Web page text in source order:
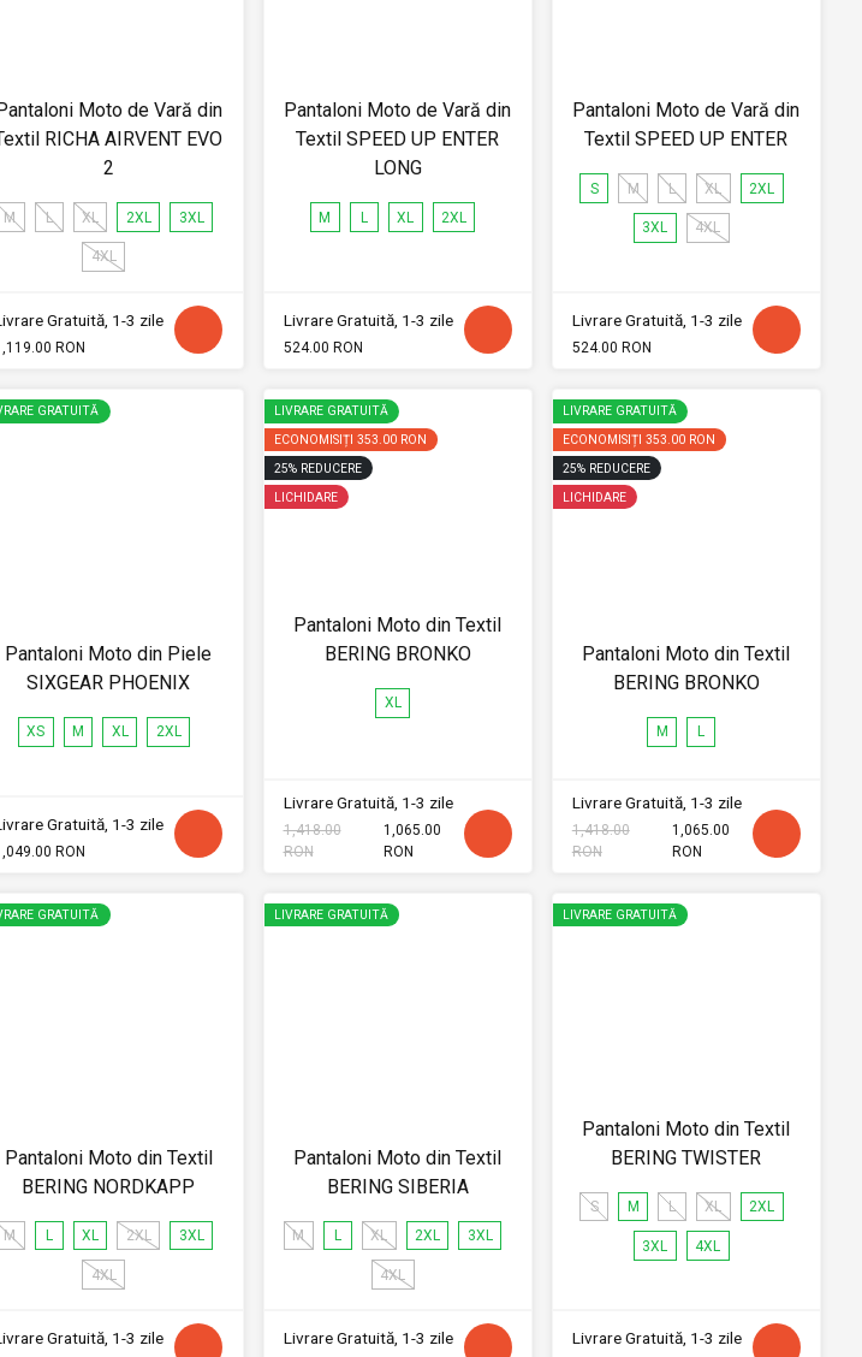
Pantaloni Moto de Vară din
RICHA AIRVENT EVO
2
M L XL 2XL 3XL
4XL
Gratuită, 1-3 zile
RON
Pantaloni Moto de Vară din
Textil SPEED UP ENTER
LONG
M L XL 2XL
Livrare Gratuită, 1-3 zile
524.00 RON
Pantaloni Moto de Vară din
Textil SPEED UP ENTER
S M L XL 2XL
3XL 4XL
Livrare Gratuită, 1-3 zile
524.00 RON
GRATUITĂ
Pantaloni Moto din Piele
SIXGEAR PHOENIX
XS M XL 2XL
Gratuită, 1-3 zile
RON
LIVRARE GRATUITĂ
ECONOMISIȚI 353.00 RON
25% REDUCERE
LICHIDARE
Pantaloni Moto din Textil
BERING BRONKO
XL
Livrare Gratuită, 1-3 zile
1,418.00
RON
1,065.00
RON
LIVRARE GRATUITĂ
ECONOMISIȚI 353.00 RON
25% REDUCERE
LICHIDARE
Pantaloni Moto din Textil
BERING BRONKO
M L
Livrare Gratuită, 1-3 zile
1,418.00
RON
1,065.00
RON
GRATUITĂ
Pantaloni Moto din Textil
BERING NORDKAPP
M L XL 2XL 3XL
4XL
Gratuită, 1-3 zile
LIVRARE GRATUITĂ
Pantaloni Moto din Textil
BERING SIBERIA
M L XL 2XL 3XL
4XL
Livrare Gratuită, 1-3 zile
LIVRARE GRATUITĂ
Pantaloni Moto din Textil
BERING TWISTER
S M L XL 2XL
3XL 4XL
Livrare Gratuită, 1-3 zile